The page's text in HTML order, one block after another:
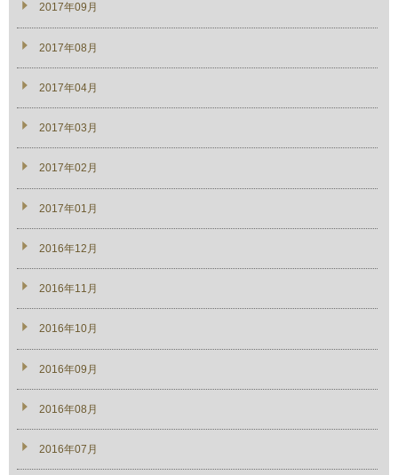
2017年09月
2017年08月
2017年04月
2017年03月
2017年02月
2017年01月
2016年12月
2016年11月
2016年10月
2016年09月
2016年08月
2016年07月